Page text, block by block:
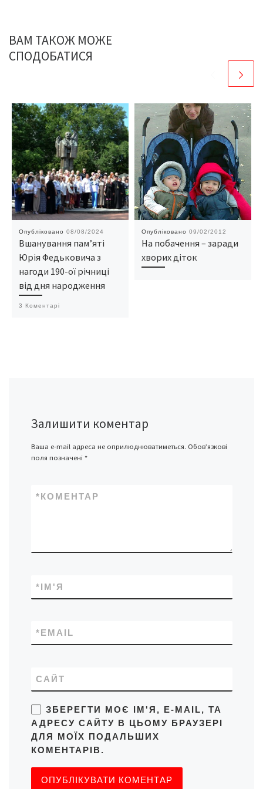
ВАМ ТАКОЖ МОЖЕ
СПОДОБАТИСЯ
Опубліковано 08/08/2024
Вшанування пам’яті
Юрія Федьковича з
нагоди 190-ої річниці
від дня народження
3 Коментарі
Опубліковано 09/02/2012
На побачення – заради
хворих діток
Залишити коментар
Ваша e-mail адреса не оприлюднюватиметься. Обов’язкові
поля позначені *
КОМЕНТАР
*
ІМ'Я
*
EMAIL
*
САЙТ
ЗБЕРЕГТИ МОЄ ІМ'Я, E-MAIL, ТА
АДРЕСУ САЙТУ В ЦЬОМУ БРАУЗЕРІ
ДЛЯ МОЇХ ПОДАЛЬШИХ
КОМЕНТАРІВ.